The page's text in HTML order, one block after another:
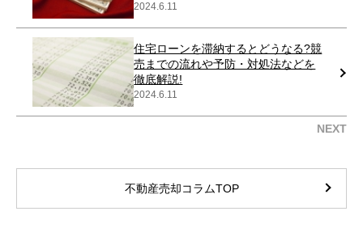
2024.6.11
NEXT
住宅ローンを滞納するとどうなる?競
売までの流れや予防・対処法などを
徹底解説!
2024.6.11
不動産売却コラムTOP